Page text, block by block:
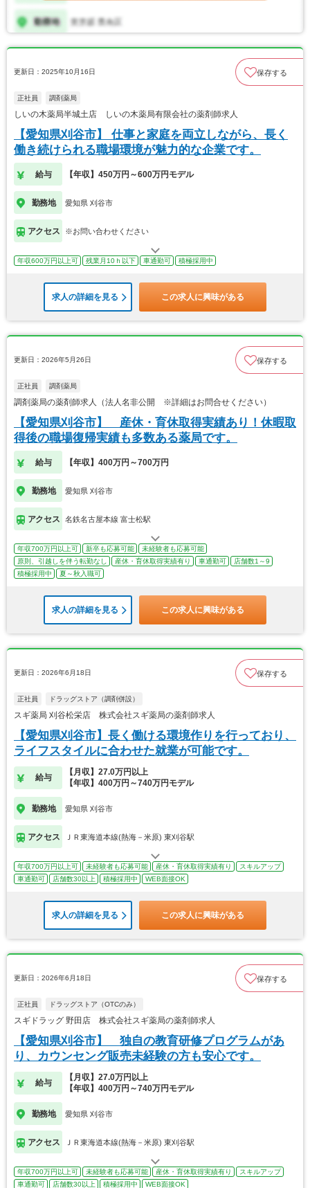
更新日：2025年10月16日 保存する
正社員 調剤薬局
しいの木薬局半城土店 しいの木薬局有限会社の薬剤師求人
【愛知県刈谷市】 仕事と家庭を両立しながら、長く
働き続けられる職場環境が魅力的な企業です。
給与 【年収】450万円～600万円モデル
勤務地 愛知県 刈谷市
アクセス ※お問い合わせください
年収600万円以上可 残業月10ｈ以下 車通勤可 積極採用中
求人の詳細を見る この求人に興味がある
更新日：2026年5月26日 保存する
正社員 調剤薬局
調剤薬局の薬剤師求人（法人名非公開 ※詳細はお問合せください）
【愛知県刈谷市】 産休・育休取得実績あり！休暇取
得後の職場復帰実績も多数ある薬局です。
給与 【年収】400万円～700万円
勤務地 愛知県 刈谷市
アクセス 名鉄名古屋本線 富士松駅
年収700万円以上可 新卒も応募可能
未経験者も応募可能
原則、引越しを伴う転勤なし
産休・育休取得実績有り 車通勤可
店舗数1～9
積極採用中
夏～秋入職可
求人の詳細を見る この求人に興味がある
更新日：2026年6月18日 保存する
正社員 ドラッグストア（調剤併設）
スギ薬局 刈谷松栄店 株式会社スギ薬局の薬剤師求人
【愛知県刈谷市】長く働ける環境作りを行っており、
ライフスタイルに合わせた就業が可能です。
給与
【月収】27.0万円以上
【年収】400万円～740万円モデル
勤務地 愛知県 刈谷市
アクセス ＪＲ東海道本線(熱海－米原) 東刈谷駅
年収700万円以上可 未経験者も応募可能 産休・育休取得実績有り
スキルアップ
車通勤可
店舗数30以上 積極採用中 WEB面接OK
求人の詳細を見る この求人に興味がある
更新日：2026年6月18日 保存する
正社員 ドラッグストア（OTCのみ）
スギドラッグ 野田店 株式会社スギ薬局の薬剤師求人
【愛知県刈谷市】 独自の教育研修プログラムがあ
り、カウンセング販売未経験の方も安心です。
給与
【月収】27.0万円以上
【年収】400万円～740万円モデル
勤務地 愛知県 刈谷市
アクセス ＪＲ東海道本線(熱海－米原) 東刈谷駅
年収700万円以上可 未経験者も応募可能 産休・育休取得実績有り
スキルアップ
車通勤可
店舗数30以上 積極採用中 WEB面接OK